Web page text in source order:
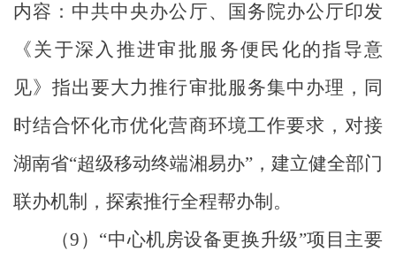
内容：中共中央办公厅、国务院办公厅印发
《关于深入推进审批服务便民化的指导意
见》指出要大力推行审批服务集中办理，同
时结合怀化市优化营商环境工作要求，对接
湖南省“超级移动终端湘易办”，建立健全部门
联办机制，探索推行全程帮办制。
（9 ） “中心机房设备更换升级”项目主要